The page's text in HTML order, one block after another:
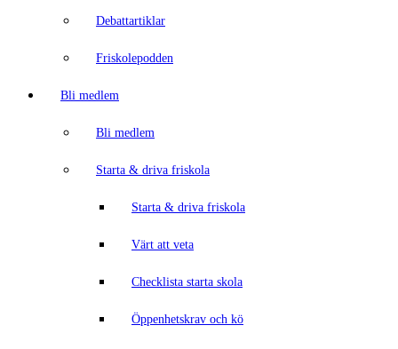
Debattartiklar
Friskolepodden
Bli medlem
Bli medlem
Starta & driva friskola
Starta & driva friskola
Värt att veta
Checklista starta skola
Öppenhetskrav och kö